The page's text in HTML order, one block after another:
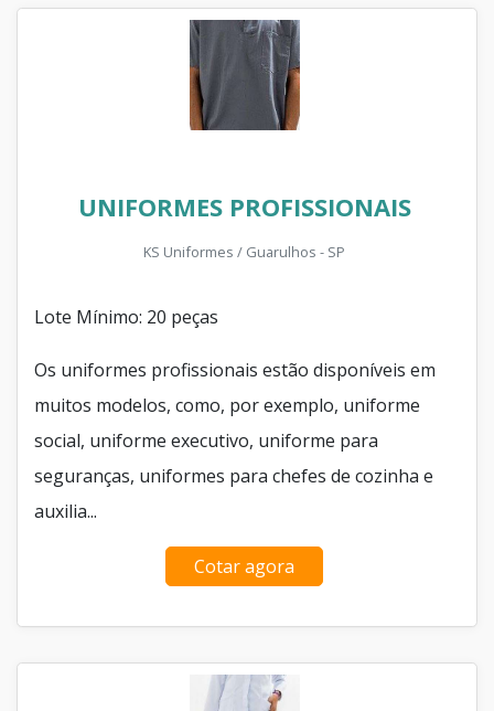
UNIFORMES PROFISSIONAIS
KS Uniformes / Guarulhos - SP
Lote Mínimo: 20 peças
Os uniformes profissionais estão disponíveis em
muitos modelos, como, por exemplo, uniforme
social, uniforme executivo, uniforme para
seguranças, uniformes para chefes de cozinha e
auxilia...
Cotar agora